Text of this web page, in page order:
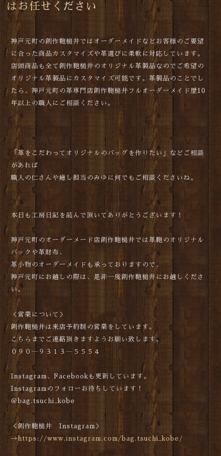
はお任せください
神戸元町の創作鞄槌井ではオーダーメイドなどお客様のご要望
に合った商品カスタマイズや革選びに柔軟に対応しています。
店頭商品も全て創作鞄槌井のオリジナル革製品なのでご希望の
オリジナル革製品にカスタマイズ可能です。革製品のことでし
たら、神戸元町の革専門店創作鞄槌井フルオーダーメイド歴10
年以上の職人にご相談ください。
「革をこだわってオリジナルのバッグを作りたい」などご相談
があれば
職人の仁さんや癒し担当のみゆに何でもご相談くださいね。
本日も工房日記を読んで頂いてありがとうございます！
神戸元町のオーダーメード店創作鞄槌井では革鞄のオリジナル
バックや革財布、
革小物のオーダーメイドも承っておりますので、
神戸元町にお越しの際は、是非一度創作鞄槌井にお越しくださ
い。
＜営業について＞
創作鞄槌井は来店予約制の営業をしています。
こちらまでご連絡頂きますようお願い致します。
０９０―９３１３―５５５４
Instagram、Facebookも更新しています。
Instagramのフォローお待ちしています！
＠bag.tsuchi_kobe
＜創作鞄槌井 Instagram＞
→https://www.instagram.com/bag.tsuchi_kobe/